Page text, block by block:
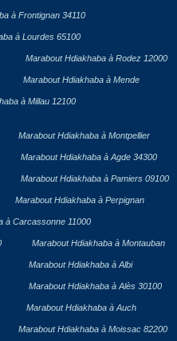
à Frontignan 34110
à Lourdes 65100
Marabout Hdiakhaba à Rodez 12000
Marabout Hdiakhaba à Mende
à Millau 12100
Marabout Hdiakhaba à Montpellier
Marabout Hdiakhaba à Agde 34300
Marabout Hdiakhaba à Pamiers 09100
Marabout Hdiakhaba à Perpignan
à Carcassonne 11000
Marabout Hdiakhaba à Montauban
Marabout Hdiakhaba à Albi
Marabout Hdiakhaba à Alès 30100
Marabout Hdiakhaba à Auch
Marabout Hdiakhaba à Moissac 82200